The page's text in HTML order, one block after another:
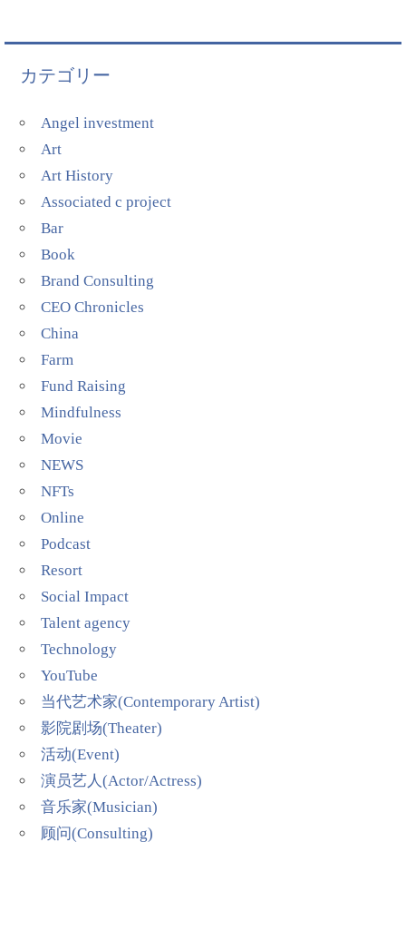
カテゴリー
Angel investment
Art
Art History
Associated c project
Bar
Book
Brand Consulting
CEO Chronicles
China
Farm
Fund Raising
Mindfulness
Movie
NEWS
NFTs
Online
Podcast
Resort
Social Impact
Talent agency
Technology
YouTube
当代艺术家(Contemporary Artist)
影院剧场(Theater)
活动(Event)
演员艺人(Actor/Actress)
音乐家(Musician)
顾问(Consulting)